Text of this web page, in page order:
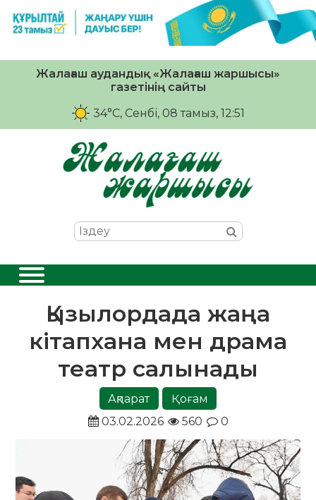
Жалағаш аудандық «Жалағаш жаршысы»
газетінің сайты
34°C, Сенбі, 08 тамыз, 12:51
Қызылордада жаңа
кітапхана мен драма
театр салынады
Ақпарат
Қоғам
03.02.2026
560 0